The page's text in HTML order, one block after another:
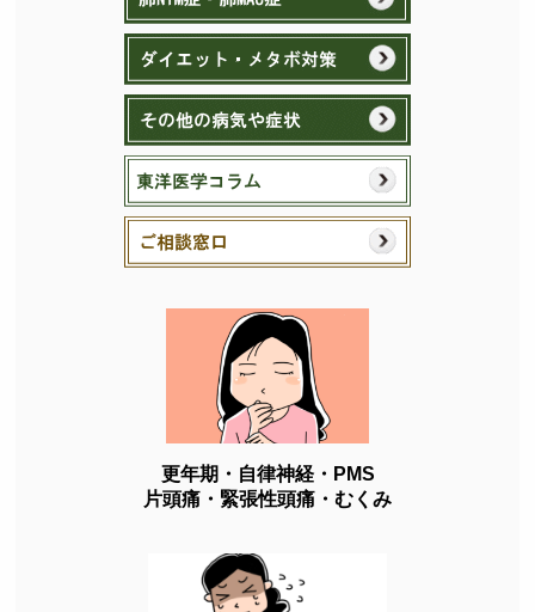
更年期・自律神経・PMS
片頭痛・緊張性頭痛・むくみ